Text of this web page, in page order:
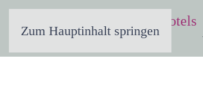
Zum Hauptinhalt springen